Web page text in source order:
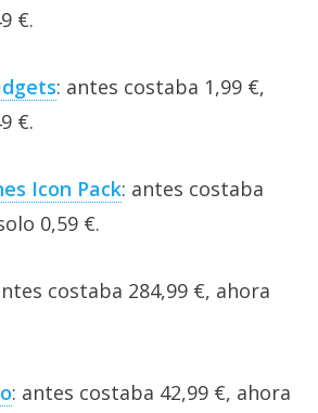
€.
: antes costaba 1,99 €,
€.
Icon Pack: antes costaba
0,59 €.
costaba 284,99 €, ahora
: antes costaba 42,99 €, ahora